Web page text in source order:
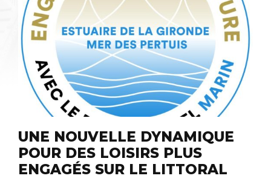
UNE NOUVELLE DYNAMIQUE
POUR DES LOISIRS PLUS
ENGAGÉS SUR LE LITTORAL